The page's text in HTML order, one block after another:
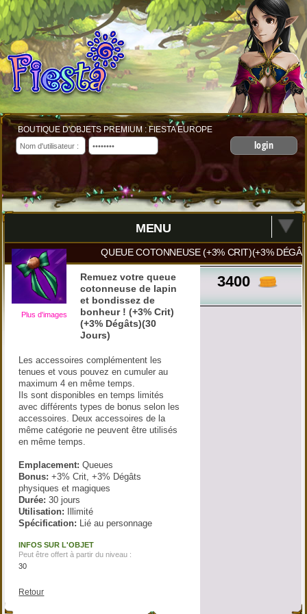
BOUTIQUE D'OBJETS PREMIUM : FIESTA EUROPE
login
MENU
QUEUE COTONNEUSE (+3% CRIT)(+3%
3400
Plus d'images
Remuez votre queue
cotonneuse de lapin
et bondissez de
bonheur ! (+3% Crit)
(+3% Dégâts)(30
Jours)
Les accessoires complémentent les
tenues et vous pouvez en cumuler au
maximum 4 en même temps.
Ils sont disponibles en temps limités
avec différents types de bonus selon les
accessoires. Deux accessoires de la
même catégorie ne peuvent être utilisés
en même temps.
Emplacement: Queues
Bonus: +3% Crit, +3% Dégâts
physiques et magiques
Durée: 30 jours
Utilisation: Illimité
Spécification: Lié au personnage
INFOS SUR L'OBJET
Peut être offert à partir du niveau :
30
Retour